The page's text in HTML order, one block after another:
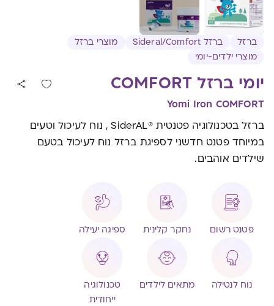
ברזל ברזל Sideral/Comfort
מוצרי ברזל
מוצרי ילדים-יומי
יומי ברזל COMFORT
Yomi Iron COMFORT
ברזל בטכנולוגיה פטנטית ®SiderAL , נוח לעיכול וטעים
במיוחד פטנט חדשני לספיגת ברזל נוח לעיכול בטעם
שילדים אוהבים.
פטנט רשום נחקר קלינית ספיגה יעילה
נוח לנטילה מתאים לילדים
טכנולוגיה
ייחודית